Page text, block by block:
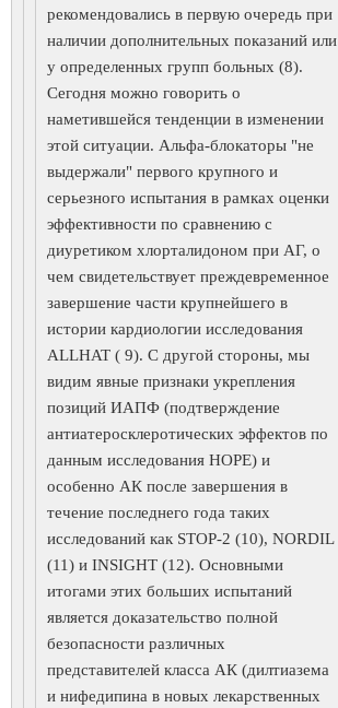
рекомендовались в первую очередь при
наличии дополнительных показаний или
у определенных групп больных (8).
Сегодня можно говорить о
наметившейся тенденции в изменении
этой ситуации. Альфа-блокаторы "не
выдержали" первого крупного и
серьезного испытания в рамках оценки
эффективности по сравнению с
диуретиком хлорталидоном при АГ, о
чем свидетельствует преждевременное
завершение части крупнейшего в
истории кардиологии исследования
ALLHAT ( 9). С другой стороны, мы
видим явные признаки укрепления
позиций ИАПФ (подтверждение
антиатеросклеротических эффектов по
данным исследования HOPE) и
особенно АК после завершения в
течение последнего года таких
исследований как STOP-2 (10), NORDIL
(11) и INSIGHT (12). Основными
итогами этих больших испытаний
является доказательство полной
безопасности различных
представителей класса АК (дилтиазема
и нифедипина в новых лекарственных